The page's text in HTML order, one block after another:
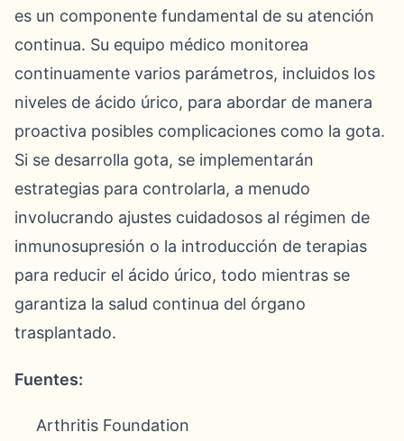
es un componente fundamental de su atención
continua. Su equipo médico monitorea
continuamente varios parámetros, incluidos los
niveles de ácido úrico, para abordar de manera
proactiva posibles complicaciones como la gota.
Si se desarrolla gota, se implementarán
estrategias para controlarla, a menudo
involucrando ajustes cuidadosos al régimen de
inmunosupresión o la introducción de terapias
para reducir el ácido úrico, todo mientras se
garantiza la salud continua del órgano
trasplantado.
Fuentes:
Arthritis Foundation